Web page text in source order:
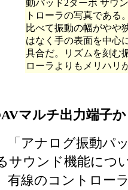
動パッド2ターボ サウ
トローラの写真である
比べて振動の幅がやや
はなく手の表面を中心
具合だ。リズムを刻む
ローラよりもメリハリ
AVマルチ出力端子
アナログ振動パ
サウンド機能につ
有線のコントロー